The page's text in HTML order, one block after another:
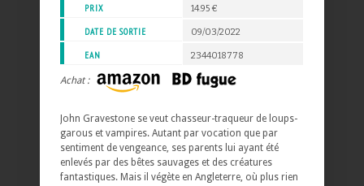
PRIX 14.95 €
DATE DE SORTIE 09/03/2022
EAN 2344018778
Achat :
John Gravestone se veut chasseur-traqueur de loups-
garous et vampires. Autant par vocation que par
sentiment de vengeance, ses parents lui ayant été
enlevés par des bêtes sauvages et des créatures
fantastiques. Mais il végète en Angleterre, où plus rien